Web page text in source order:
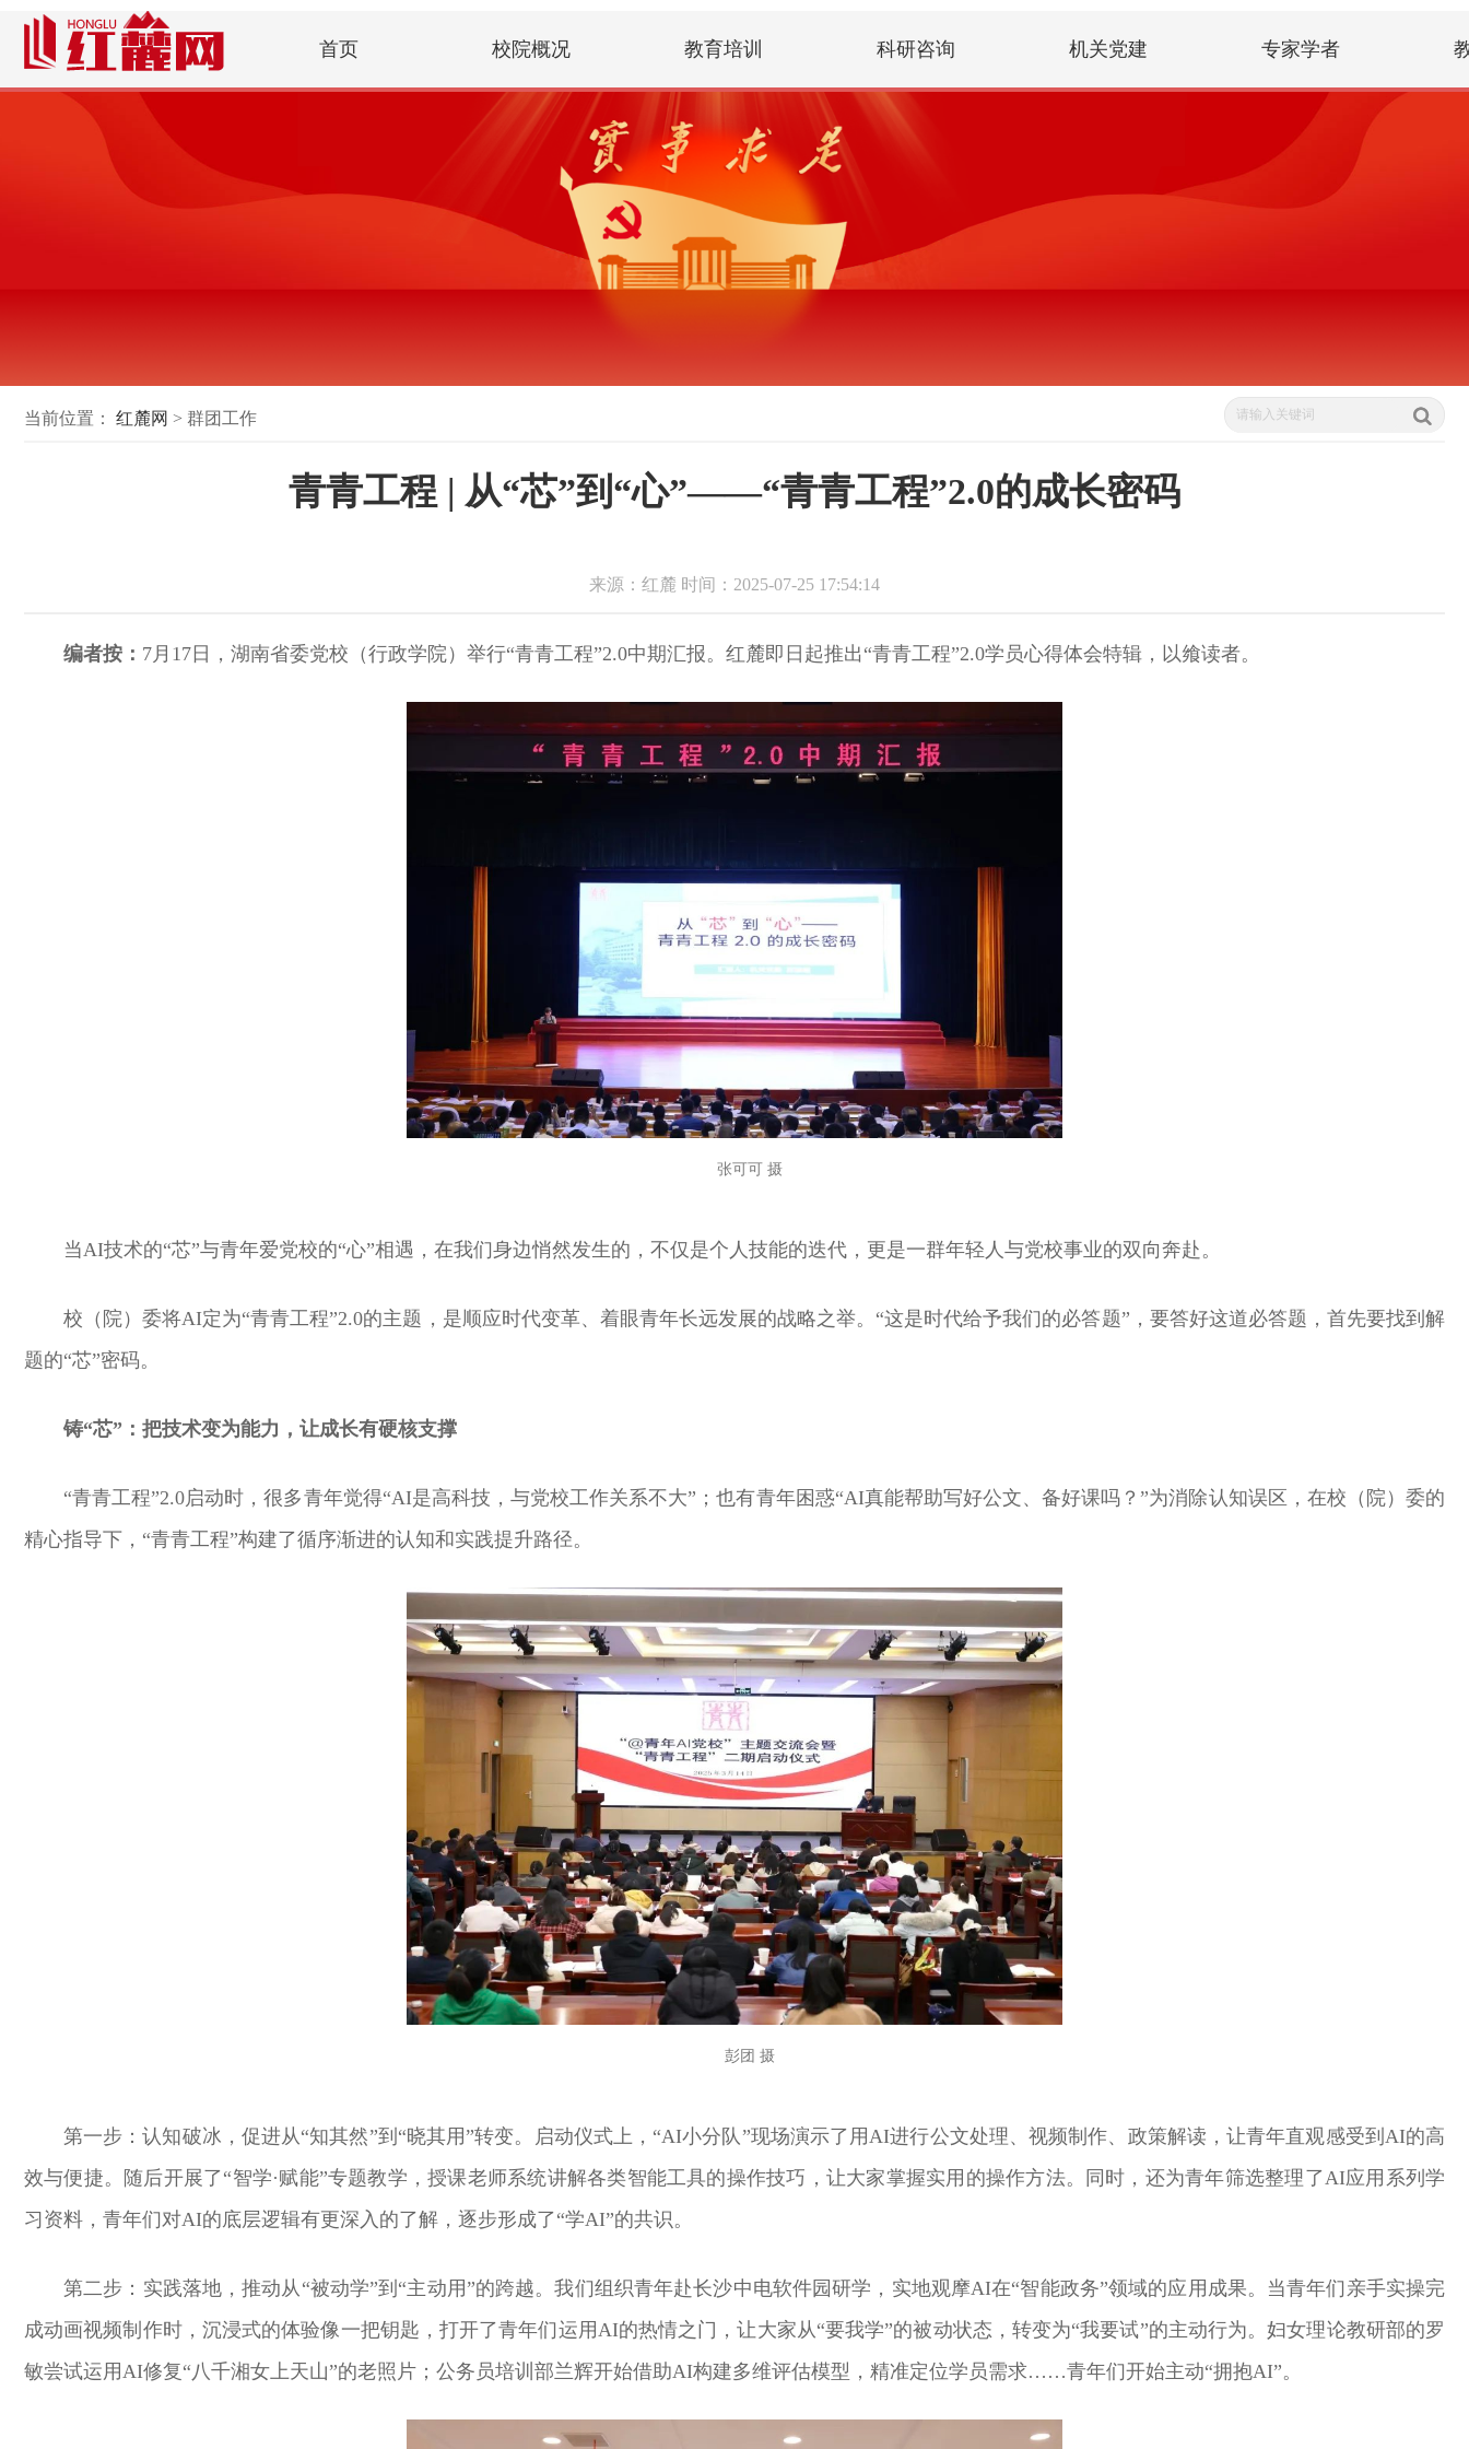
首页 校院概况 教育培训 科研咨询 机关党建 专家学者
当前位置： 红麓网 > 群团工作
青青工程 | 从“芯”到“心”——“青青工程”2.0的成长密码
来源：红麓 时间：2025-07-25 17:54:14
编者按： 7月17日，湖南省委党校（行政学院）举行“青青工程”2.0中期汇报。红麓即日起推出“青青工程”2.0学员心得体会特辑，以飨读者。
张可可 摄
当AI技术的“芯”与青年爱党校的“心”相遇，在我们身边悄然发生的，不仅是个人技能的迭代，更是一群年轻人与党校事业的双向奔赴。
校（院）委将AI定为“青青工程”2.0的主题，是顺应时代变革、着眼青年长远发展的战略之举。“这是时代给予我们的必答题”，要答好这道必答题，首先要找到解
题的“芯”密码。
铸“芯”：把技术变为能力，让成长有硬核支撑
“青青工程”2.0启动时，很多青年觉得“AI是高科技，与党校工作关系不大”；也有青年困惑“AI真能帮助写好公文、备好课吗？”为消除认知误区，在校（院）委的
精心指导下，“青青工程”构建了循序渐进的认知和实践提升路径。
彭团 摄
第一步：认知破冰，促进从“知其然”到“晓其用”转变。启动仪式上，“AI小分队”现场演示了用AI进行公文处理、视频制作、政策解读，让青年直观感受到AI的高
效与便捷。随后开展了“智学·赋能”专题教学，授课老师系统讲解各类智能工具的操作技巧，让大家掌握实用的操作方法。同时，还为青年筛选整理了AI应用系列学
习资料，青年们对AI的底层逻辑有更深入的了解，逐步形成了“学AI”的共识。
第二步：实践落地，推动从“被动学”到“主动用”的跨越。我们组织青年赴长沙中电软件园研学，实地观摩AI在“智能政务”领域的应用成果。当青年们亲手实操完
成动画视频制作时，沉浸式的体验像一把钥匙，打开了青年们运用AI的热情之门，让大家从“要我学”的被动状态，转变为“我要试”的主动行为。妇女理论教研部的罗
敏尝试运用AI修复“八千湘女上天山”的老照片；公务员培训部兰辉开始借助AI构建多维评估模型，精准定位学员需求……青年们开始主动“拥抱AI”。